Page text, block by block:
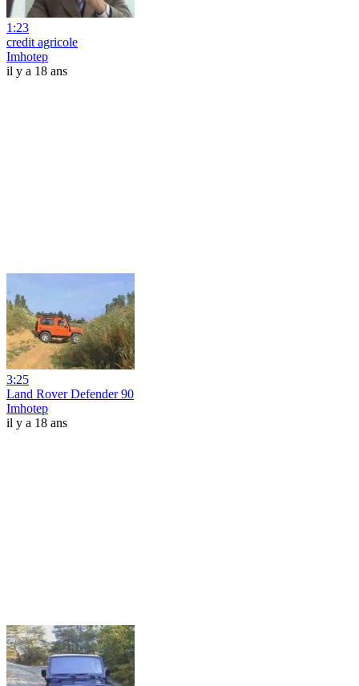
1:23
credit agricole
Imhotep
il y a 18 ans
3:25
Land Rover Defender 90
Imhotep
il y a 18 ans